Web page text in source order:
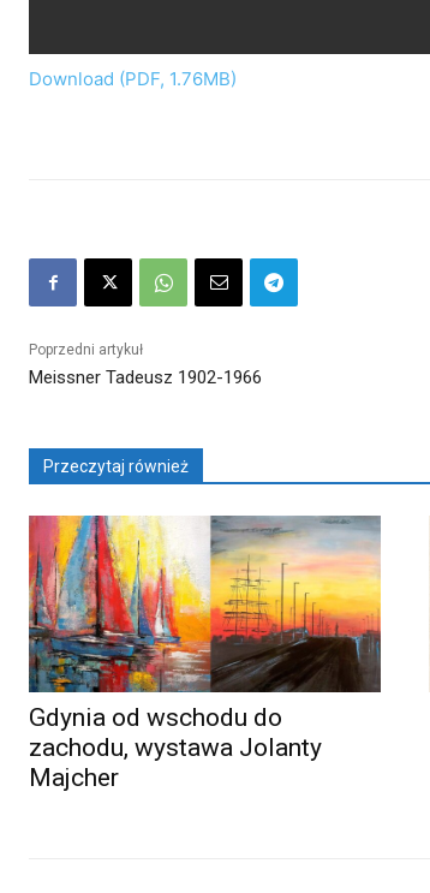
Download (PDF, 1.76MB)
Poprzedni artykuł
Meissner Tadeusz 1902-1966
Przeczytaj również
Gdynia od wschodu do
zachodu, wystawa Jolanty
Majcher